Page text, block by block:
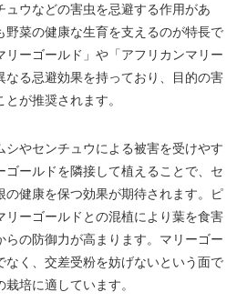
ュウなどの害虫を忌避する作用があ
野菜の健康な生育を支えるのが特長で
リーゴールド」や「アフリカンマリー
なる忌避効果を持っており、目的の害
が推奨されます。
シやセンチュウによる被害を受けやす
ゴールドを隣接して植えることで、セ
の健康を保つ効果が期待されます。ピ
リーゴールドとの混植により葉を食害
らの防御力が高まります。マリーゴー
なく、交差受粉を妨げないという面で
培に適しています。